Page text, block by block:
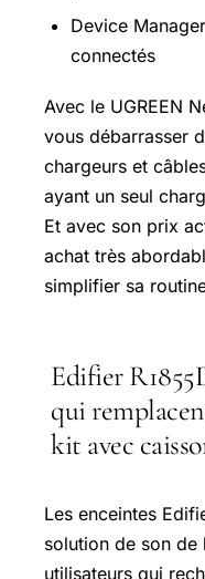
Device
connectés
Avec le UGREEN
vous débarrasser
chargeurs et
ayant un seul
Et avec son prix
achat très
simplifier sa
Edifier
qui
kit avec
Les enceintes
solution de son de
utilisateurs qui